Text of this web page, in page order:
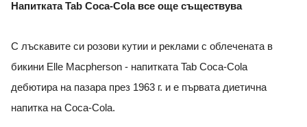
Напитката Tab Coca-Cola все още съществува
С лъскавите си розови кутии и реклами с облечената в
бикини Elle Macpherson - напитката Tab Coca-Cola
дебютира на пазара през 1963 г. и е първата диетична
напитка на Coca-Cola.